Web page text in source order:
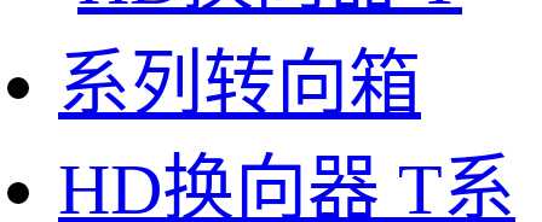
HD换向器 T系